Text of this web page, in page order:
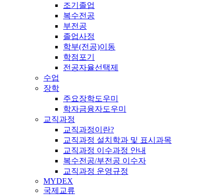
조기졸업
복수전공
부전공
졸업사정
학부(전공)이동
학점포기
전공자율선택제
수업
장학
주요장학도우미
학자금융자도우미
교직과정
교직과정이란?
교직과정 설치학과 및 표시과목
교직과정 이수과정 안내
복수전공/부전공 이수자
교직과정 운영규정
MYDEX
국제교류